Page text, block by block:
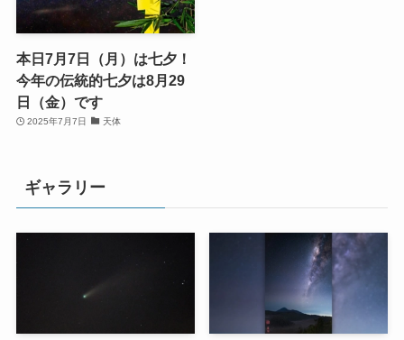
本日7月7日（月）は七夕！
今年の伝統的七夕は8月29
日（金）です
2025年7月7日 天体
ギャラリー